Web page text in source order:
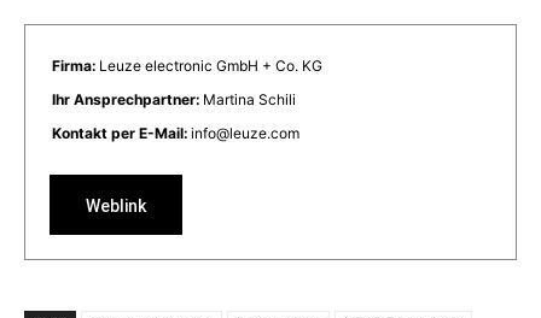
Firma: Leuze electronic GmbH + Co. KG
Ihr Ansprechpartner: Martina Schili
Kontakt per E-Mail: info@leuze.com
Weblink